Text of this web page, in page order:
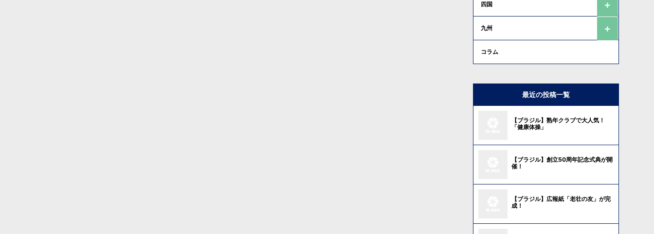
四国
九州
コラム
最近の投稿一覧
【ブラジル】熟年クラブで大人気！
「健康体操」
【ブラジル】創立50周年記念式典が開
催！
【ブラジル】広報紙「老壮の友」が完
成！